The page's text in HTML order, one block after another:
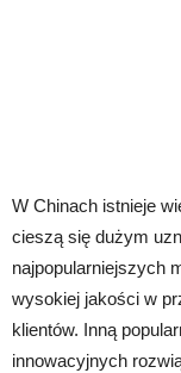
W Chinach istnieje
cieszą się dużym
najpopularniejszych
wysokiej jakości w
klientów. Inną
innowacyjnych